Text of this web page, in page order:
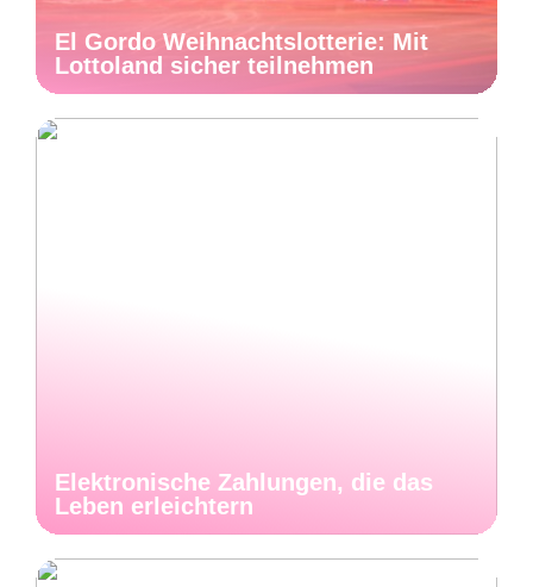
El Gordo Weihnachtslotterie: Mit
Lottoland sicher teilnehmen
Elektronische Zahlungen, die das
Leben erleichtern